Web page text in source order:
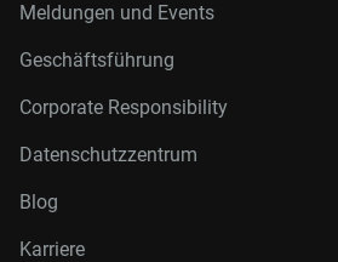
Meldungen und Events
Geschäftsführung
Corporate Responsibility
Datenschutzzentrum
Blog
Karriere